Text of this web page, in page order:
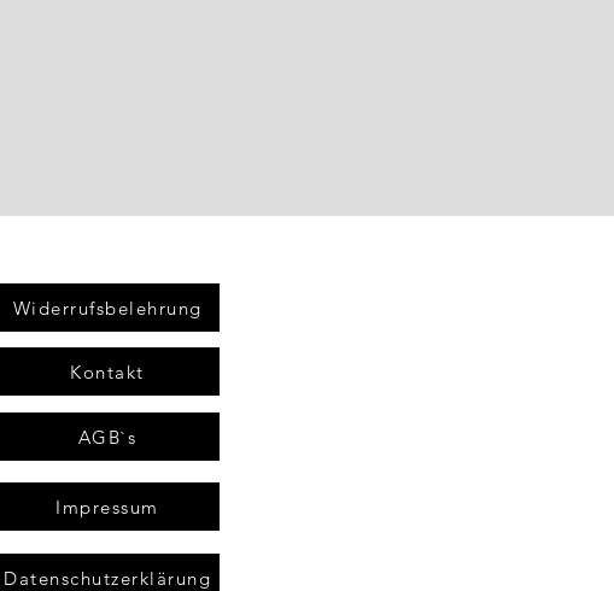
Widerrufsbelehrung
Kontakt
AGB`s
Impressum
Datenschutzerklärung